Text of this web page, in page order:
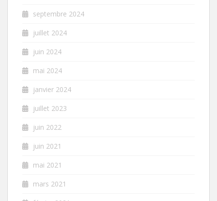
septembre 2024
juillet 2024
juin 2024
mai 2024
janvier 2024
juillet 2023
juin 2022
juin 2021
mai 2021
mars 2021